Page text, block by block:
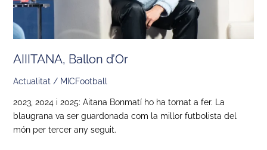
AIIITANA, Ballon d’Or
Actualitat / MICFootball
2023, 2024 i 2025: Aitana Bonmatí ho ha tornat a fer. La
blaugrana va ser guardonada com la millor futbolista del
món per tercer any seguit.